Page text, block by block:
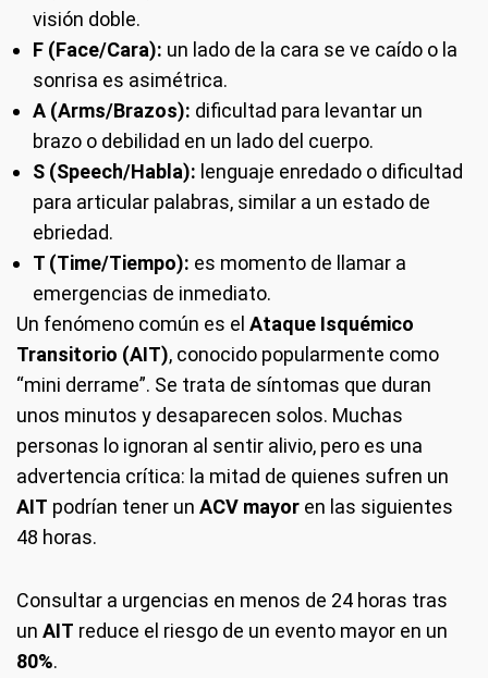
visión doble.
F (Face/Cara): un lado de la cara se ve caído o la
sonrisa es asimétrica.
A (Arms/Brazos): dificultad para levantar un
brazo o debilidad en un lado del cuerpo.
S (Speech/Habla): lenguaje enredado o dificultad
para articular palabras, similar a un estado de
ebriedad.
T (Time/Tiempo): es momento de llamar a
emergencias de inmediato.
Un fenómeno común es el Ataque Isquémico
Transitorio (AIT), conocido popularmente como
“mini derrame”. Se trata de síntomas que duran
unos minutos y desaparecen solos. Muchas
personas lo ignoran al sentir alivio, pero es una
advertencia crítica: la mitad de quienes sufren un
AIT podrían tener un ACV mayor en las siguientes
48 horas.
Consultar a urgencias en menos de 24 horas tras
un AIT reduce el riesgo de un evento mayor en un
80%.